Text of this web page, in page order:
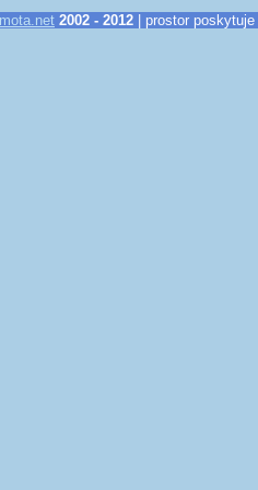
2002 - 2012 | prostor poskytuje